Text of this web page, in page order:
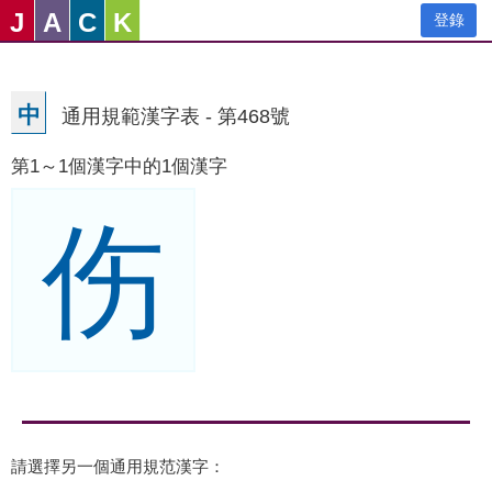
J A C K 登錄
中 通用規範漢字表 - 第468號
第1～1個漢字中的1個漢字
伤
請選擇另一個通用規范漢字：